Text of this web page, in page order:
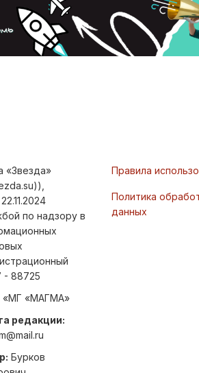
«Звезда»
по надзору в
88725
«МАГМА»
редакции:
Бурков
Правила
Политика
данных